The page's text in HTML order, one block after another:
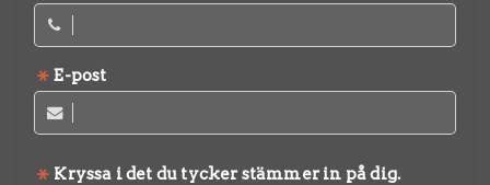
E-post
Kryssa i det du tycker stämmer in på dig.